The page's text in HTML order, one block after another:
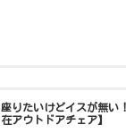
座りたいけどイスが無い
在アウトドアチェア】